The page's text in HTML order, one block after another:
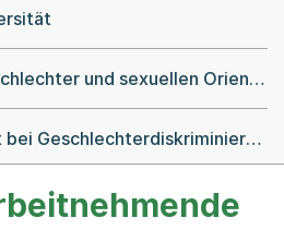
Gleichstellung der Geschlechter und sexuellen Orientierungen
Beratung und Auskunft bei Geschlechterdiskriminierung